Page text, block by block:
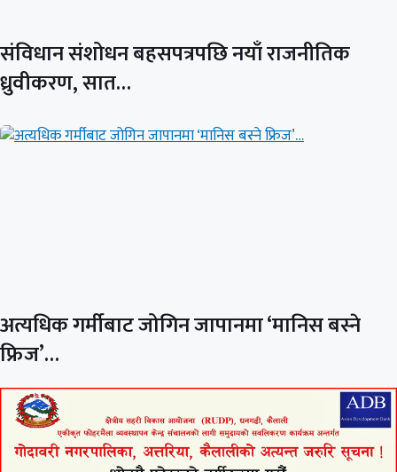
संविधान संशोधन बहसपत्रपछि नयाँ राजनीतिक
ध्रुवीकरण, सात…
अत्यधिक गर्मीबाट जोगिन जापानमा ‘मानिस बस्ने
फ्रिज’…